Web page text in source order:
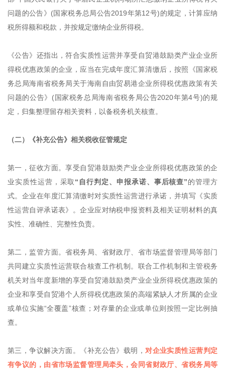
问题的公告》(国家税务总局公告2019年第12号)的规定，计算应纳
税所得额和税款，并按规定缴纳企业所得税。
《公告》还指出，符合实质性运营并享受自贸港鼓励类产业企业所
得税优惠政策的企业，应当在完成年度汇算清缴后，按照《国家税
务总局海南省税务局关于海南自由贸易港企业所得税优惠政策有关
问题的公告》(国家税务总局海南省税务局公告2020年第4号)的规
定，归集整理留存相关资料，以备税务机关核查。
（二）《补充公告》相关税收征管规定
第一，征收方面。享受自贸港鼓励类产业企业所得税优惠政策的企
业实质性运营，采取 “自行判定、申报承诺、事后核查”的管理方
式。企业在年度汇算清缴时对实质性运营进行承诺，并填写《实质
性运营自评承诺表》。企业应对纳税申报资料及相关证明材料的真
实性、准确性、完整性负责。
第二，监管方面。省税务局、省财政厅、省市场监督管理局等部门
共同建立实质性运营联合核查工作机制。联合工作机制和主管税务
机关对当年度新增的享受自贸港鼓励类产业企业所得税优惠政策的
企业和享受自贸港个人所得税优惠政策的高端紧缺人才所属的企业
或单位实施“全覆盖”核查；对存量的企业或单位则按照一定比例抽
查。
第三，争议解决方面。《补充公告》载明， 对企业实质性运营判定
有争议的，由省市场监督管理局牵头，会同省财政厅、省税务局等